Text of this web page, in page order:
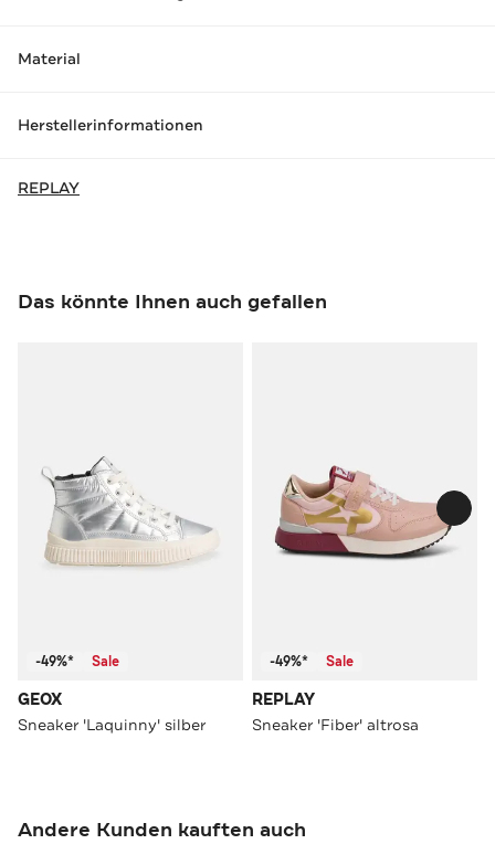
Material
Herstellerinformationen
REPLAY
Das könnte Ihnen auch gefallen
-49%* Sale
GEOX
Sneaker 'Laquinny' silber
-49%* Sale
REPLAY
Sneaker 'Fiber' altrosa
Andere Kunden kauften auch